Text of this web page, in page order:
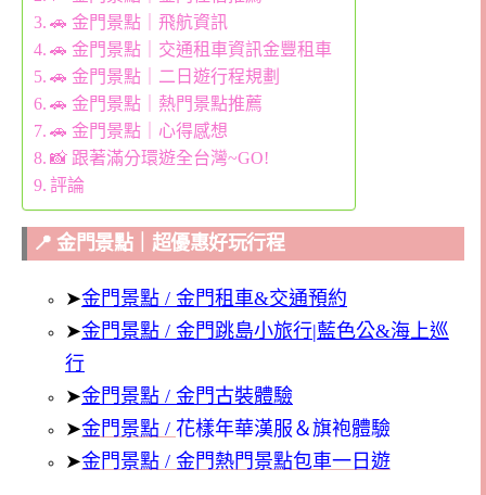
🚗 金門景點｜飛航資訊
🚗 金門景點｜交通租車資訊金豐租車
🚗 金門景點｜二日遊行程規劃
🚗 金門景點｜熱門景點推薦
🚗 金門景點｜心得感想
📸 跟著滿分環遊全台灣~GO!
評論
📍 金門景點｜超優惠好玩行程
➤金門景點 / 金門租車&交通預約
➤金門景點 / 金門跳島小旅行|藍色公&海上巡
行
➤金門景點 / 金門古裝體驗
➤金門景點 / 花樣年華漢服＆旗袍體驗
➤金門景點 / 金門熱門景點包車一日遊